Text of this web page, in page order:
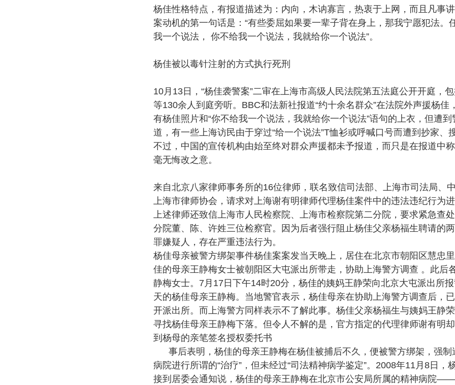
杨佳性格特点，有报道描述为：内向，木讷寡言，热衷于上网，而且凡事
案动机的第一句话是：“有些委屈如果要一辈子背在身上，那我宁愿犯法。
我一个说法， 你不给我一个说法，我就给你一个说法”。
杨佳被以毒针注射的方式执行死刑
10月13日，“杨佳袭警案”二审在上海市高级人民法院第五法庭公开开庭，
等130余人到庭旁听。BBC和法新社报道“约十余名群众”在法院外声援杨佳
有杨佳照片和“你不给我一个说法，我就给你一个说法”语句的上衣，但遭
道，有一些上海访民由于穿过“给一个说法”T恤衫或呼喊口号而遭到抄家、
不过，中国的宣传机构由始至终对群众声援都未予报道，而只是在报道中
毫无悔改之意。
来自北京八家律师事务所的16位律师，联名致信司法部、上海市司法局、
上海市律师协会，请求对上海谢有明律师代理杨佳案件中的违法违纪行为
上述律师还致信上海市人民检察院、上海市检察院第二分院，要求紧急查
分院董、陈、许姓三位检察官。因为后者强行阻止杨佳父亲杨福生聘请的
罪嫌疑人，存在严重违法行为。
杨佳母亲被警方绑架事件杨佳案案发当天晚上，居住在北京市朝阳区慧忠
佳的母亲王静梅女士被朝阳区大屯派出所带走，协助上海警方调查 。此后
静梅女士。7月17日下午14时20分，杨佳的姨妈王静荣向北京大屯派出所
天的杨佳母亲王静梅。当地警官表示，杨佳母亲在协助上海警方调查后，
开派出所。而上海警方同样表示不了解此事。杨佳父亲杨福生与姨妈王静
寻找杨佳母亲王静梅下落。但令人不解的是，官方指定的代理律师谢有明
到杨母的亲笔签名授权委托书
事后表明，杨佳的母亲王静梅在杨佳被捕后不久，便被警方绑架，强制
病院进行所谓的“治疗”，但未经过“司法精神病学鉴定”。2008年11月8日，
接到居委会通知说，杨佳的母亲王静梅在北京市公安局所属的精神病院